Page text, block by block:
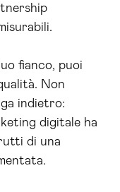
fianco, puoi
Non
indietro:
digitale ha
di una